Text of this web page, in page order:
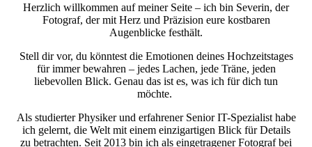
Herzlich willkommen auf meiner Seite – ich bin Severin, der
Fotograf, der mit Herz und Präzision eure kostbaren
Augenblicke festhält.
Stell dir vor, du könntest die Emotionen deines Hochzeitstages
für immer bewahren – jedes Lachen, jede Träne, jeden
liebevollen Blick. Genau das ist es, was ich für dich tun
möchte.
Als studierter Physiker und erfahrener Senior IT-Spezialist habe
ich gelernt, die Welt mit einem einzigartigen Blick für Details
zu betrachten. Seit 2013 bin ich als eingetragener Fotograf bei